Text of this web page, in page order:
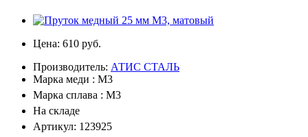
Цена: 610 руб.
Производитель: АТИС СТАЛЬ
Марка меди : М3
Марка сплава : М3
На складе
Артикул: 123925